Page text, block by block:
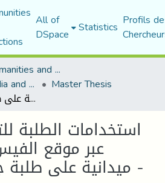
All of
DSpace Statistics Profils
Faculty of Humanities and Social Sciences
Department of Media and Communication Studies Master Thesis
استخدامات الطلبة للتنمر الإلكتروني عبر موقع الفيس بوك - دراسة ميدانية على طلبة جامعة المسيلة -
استخدامات الطلبة
عبر موقع
ميدانية على طلبة جامعة المسيلة -